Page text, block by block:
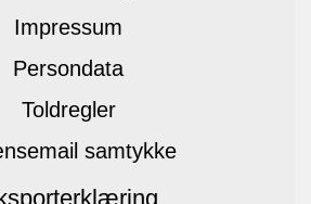
Impressum
Persondata
Toldregler
samtykke